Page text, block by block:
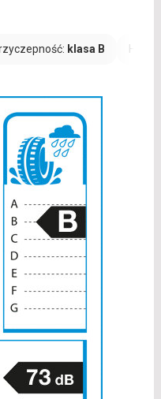
klasa B